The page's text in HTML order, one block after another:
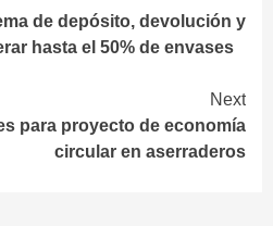
de depósito, devolución y
hasta el 50% de envases
Next
para proyecto de economía
circular en aserraderos